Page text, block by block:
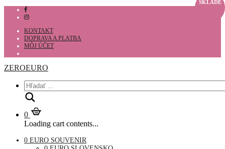
KONTAKT
DOPRAVA A PLATBA
MÔJ ÚČET
ZEROEURO
0
Loading cart contents...
0 EURO SOUVENIR
SKLADE